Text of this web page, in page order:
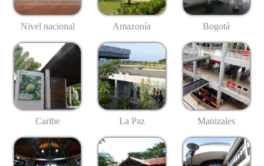
Nivel nacional Amazonía Bogotá
Caribe La Paz Manizales